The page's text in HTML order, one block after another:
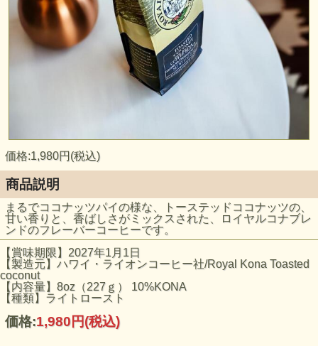
価格:1,980円(税込)
商品説明
まるでココナッツパイの様な、トーステッドココナッツの、
甘い香りと、香ばしさがミックスされた、ロイヤルコナブレ
ンドのフレーバーコーヒーです。
【賞味期限】2027年1月1日
【製造元】ハワイ・ライオンコーヒー社/Royal Kona Toasted
coconut
【内容量】8oz（227ｇ） 10%KONA
【種類】ライトロースト
価格:1,980円(税込)